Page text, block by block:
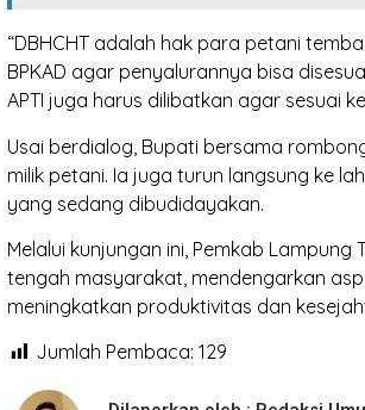
“DBHCHT adalah hak para petani
BPKAD agar penyalurannya bisa
APTI juga harus dilibatkan agar sesuai
Usai berdialog, Bupati bersama
milik petani. Ia juga turun langsung ke
yang sedang dibudidayakan.
Melalui kunjungan ini, Pemkab
tengah masyarakat, mendengarkan
meningkatkan produktivitas dan
Jumlah Pembaca: 129